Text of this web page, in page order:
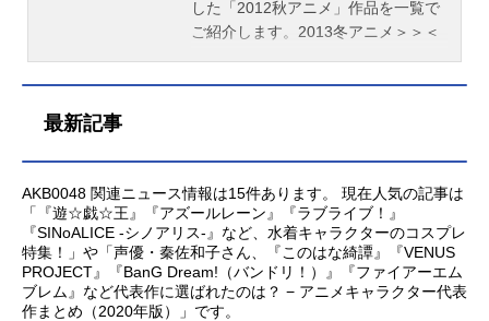
した「2012秋アニメ」作品を一覧で
ご紹介します。2013冬アニメ＞＞＜
最新記事
AKB0048 関連ニュース情報は15件あります。 現在人気の記事は
「『遊☆戯☆王』『アズールレーン』『ラブライブ！』
『SINoALICE -シノアリス-』など、水着キャラクターのコスプレ
特集！」や「声優・秦佐和子さん、『このはな綺譚』『VENUS
PROJECT』『BanG Dream!（バンドリ！）』『ファイアーエム
ブレム』など代表作に選ばれたのは？ − アニメキャラクター代表
作まとめ（2020年版）」です。